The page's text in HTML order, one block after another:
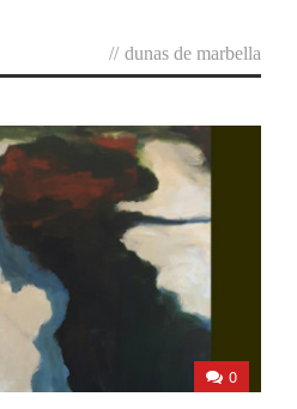
// dunas de marbella
0